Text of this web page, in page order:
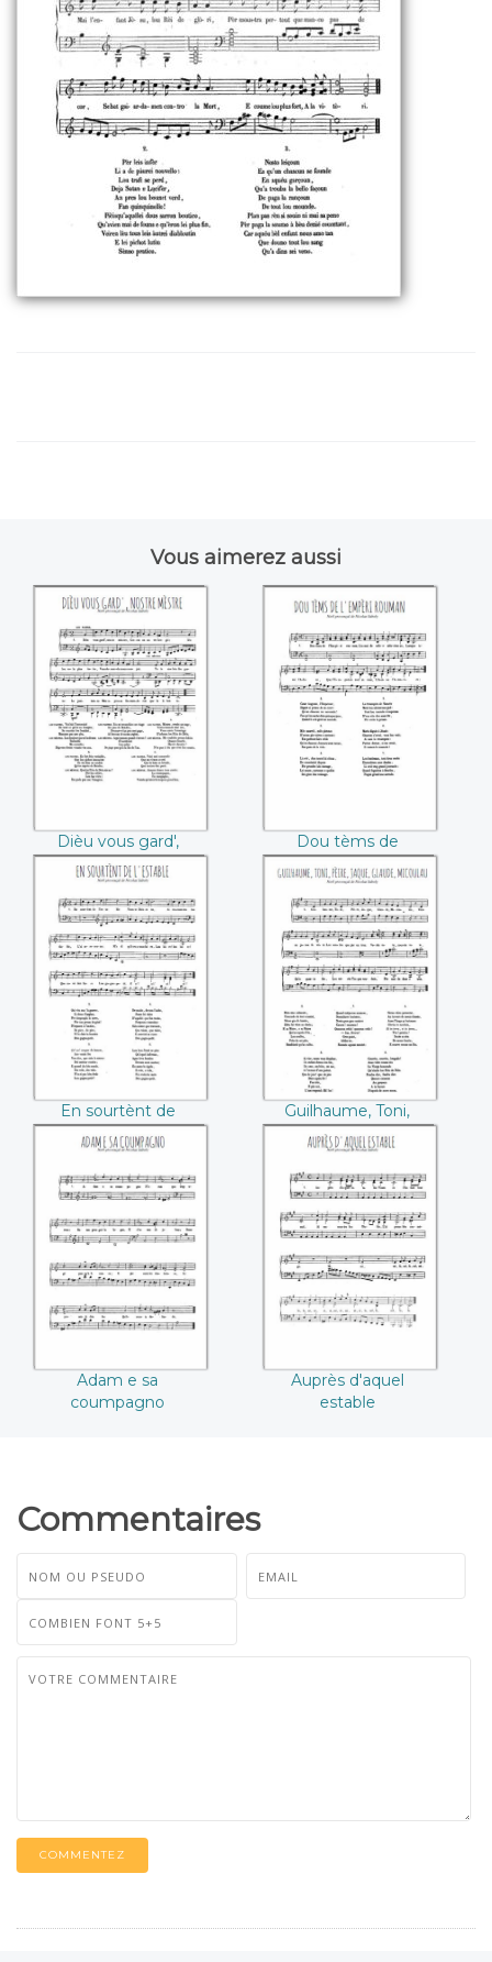
Vous aimerez aussi
Dièu vous gard',
nostre mèstre
Dièu vous gard',
nostre mèstre
Dou tèms de
l'Empèri rouman
Dou tèms de
l'Empèri rouman
En sourtènt de
l'estable
En sourtènt de
l'estable
Guilhaume, Toni,
Pèire, Jaque,
Glaude, Micoulau
Guilhaume, Toni,
Pèire, Jaque, Glaude,
Micoulau
Adam e sa
coumpagno
Adam e sa
coumpagno
Auprès d'aquel
estable
Auprès d'aquel
estable
Commentaires
COMMENTEZ